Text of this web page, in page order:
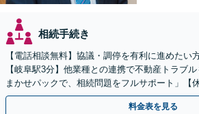
相続手続き
【電話相談無料】協議・調停を有利に進めたい
【岐阜駅3分】他業種との連携で不動産トラブ
まかせパックで、相続問題をフルサポート」【
【電話相談・ビデオ面談あり】【完全個室対応
料金表を見る